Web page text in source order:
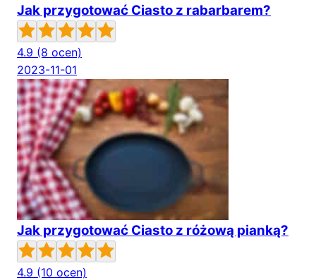
Jak przygotować Ciasto z rabarbarem?
4.9 (8 ocen)
2023-11-01
Jak przygotować Ciasto z różową pianką?
4.9 (10 ocen)